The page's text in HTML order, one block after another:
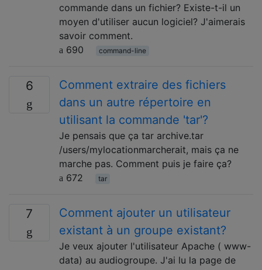
commande dans un fichier? Existe-t-il un
moyen d'utiliser aucun logiciel? J'aimerais
savoir comment.
690
command-line
6
Comment extraire des fichiers
dans un autre répertoire en
utilisant la commande 'tar'?
Je pensais que ça tar archive.tar
/users/mylocationmarcherait, mais ça ne
marche pas. Comment puis je faire ça?
672
tar
7
Comment ajouter un utilisateur
existant à un groupe existant?
Je veux ajouter l'utilisateur Apache ( www-
data) au audiogroupe. J'ai lu la page de